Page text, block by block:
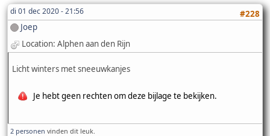
di 01 dec 2020 - 21:56
#228
Joep
Location: Alphen aan den Rijn
Licht winters met sneeuwkanjes
Je hebt geen rechten om deze bijlage te bekijken.
2 personen vinden dit leuk.